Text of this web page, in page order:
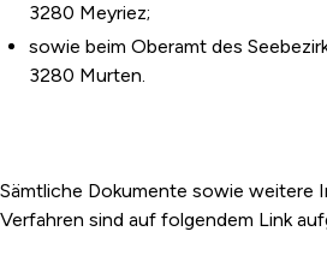
3280 Meyriez;
sowie beim Oberamt des
3280 Murten.
Sämtliche Dokumente sowie weitere
Verfahren sind auf folgendem Link